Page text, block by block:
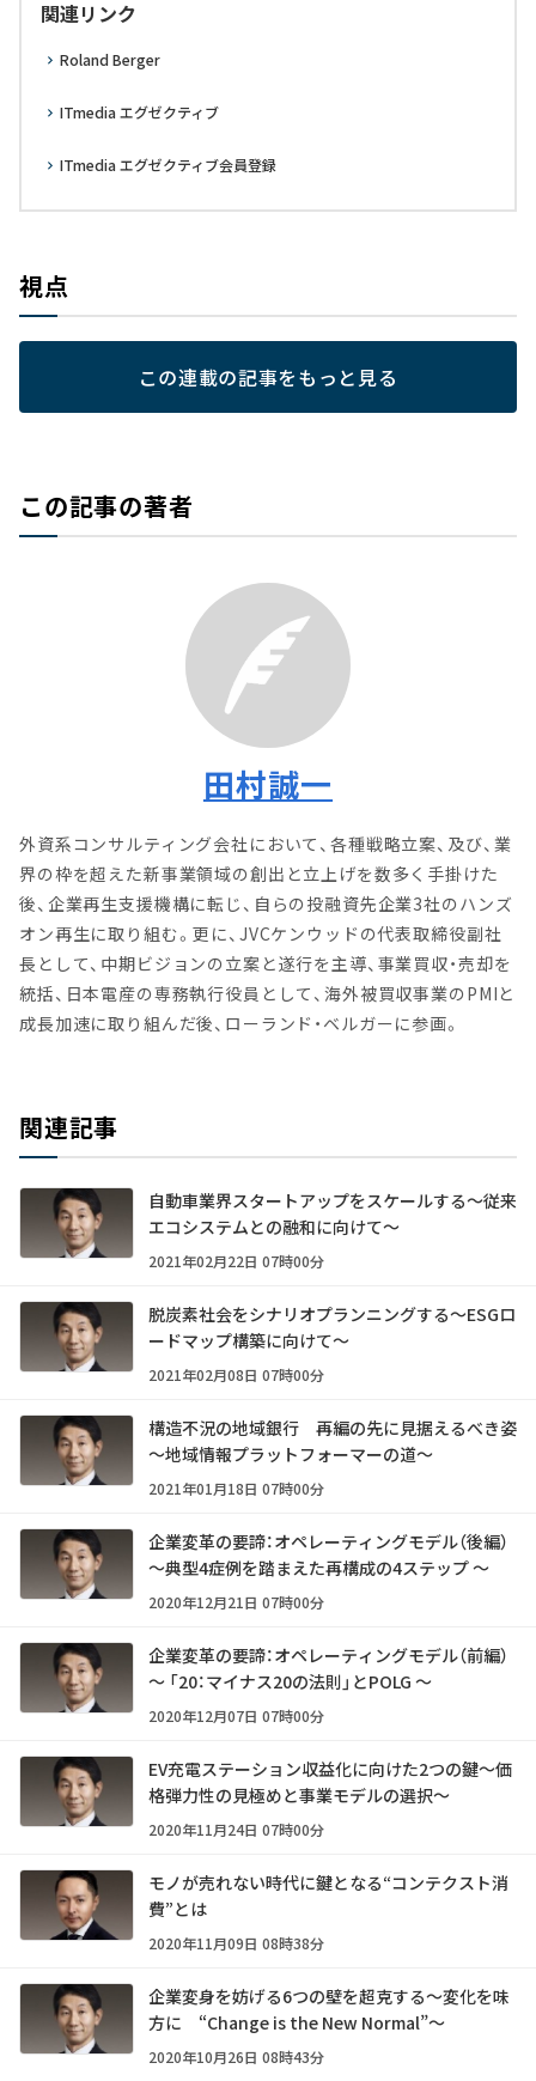
関連リンク
Roland Berger
ITmedia エグゼクティブ
ITmedia エグゼクティブ会員登録
視点
この連載の記事をもっと見る
この記事の著者
田村誠一
外資系コンサルティング会社において、各種戦略立案、及び、業
界の枠を超えた新事業領域の創出と立上げを数多く手掛けた
後、企業再生支援機構に転じ、自らの投融資先企業3社のハンズ
オン再生に取り組む。更に、JVCケンウッドの代表取締役副社
長として、中期ビジョンの立案と遂行を主導、事業買収・売却を
統括、日本電産の専務執行役員として、海外被買収事業のPMIと
成長加速に取り組んだ後、ローランド・ベルガーに参画。
関連記事
自動車業界スタートアップをスケールする～従来
エコシステムとの融和に向けて～
2021年02月22日 07時00分
脱炭素社会をシナリオプランニングする～ESGロ
ードマップ構築に向けて～
2021年02月08日 07時00分
構造不況の地域銀行 再編の先に見据えるべき姿
～地域情報プラットフォーマーの道～
2021年01月18日 07時00分
企業変革の要諦：オペレーティングモデル（後編）
～典型4症例を踏まえた再構成の4ステップ ～
2020年12月21日 07時00分
企業変革の要諦：オペレーティングモデル（前編）
～ 「20：マイナス20の法則」とPOLG ～
2020年12月07日 07時00分
EV充電ステーション収益化に向けた2つの鍵～価
格弾力性の見極めと事業モデルの選択～
2020年11月24日 07時00分
モノが売れない時代に鍵となる“コンテクスト消
費”とは
2020年11月09日 08時38分
企業変身を妨げる6つの壁を超克する～変化を味
方に “Change is the New Normal”～
2020年10月26日 08時43分